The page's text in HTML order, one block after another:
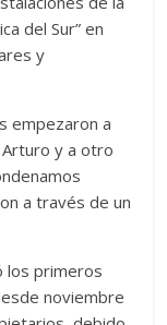
del Sur” en
y
empezaron a
y a otro
a través de un
los primeros
noviembre